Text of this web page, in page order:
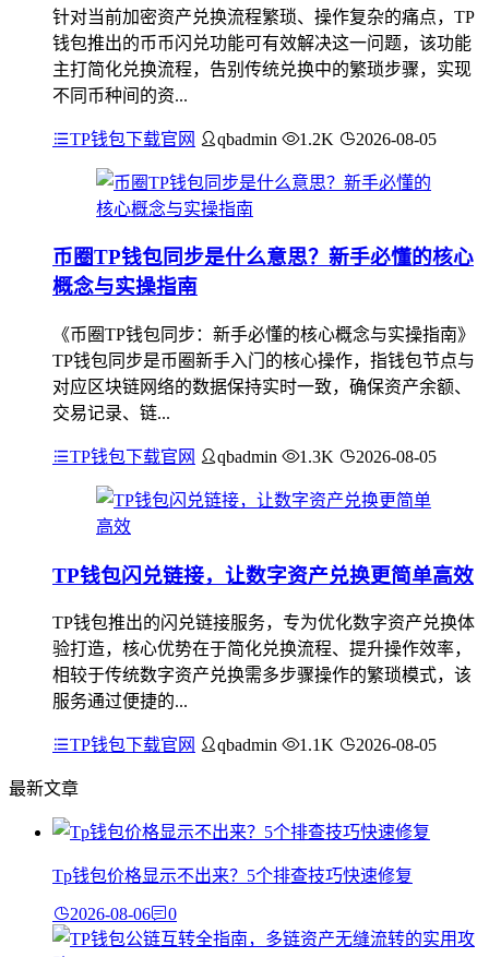
针对当前加密资产兑换流程繁琐、操作复杂的痛点，TP
钱包推出的币币闪兑功能可有效解决这一问题，该功能
主打简化兑换流程，告别传统兑换中的繁琐步骤，实现
不同币种间的资...
TP钱包下载官网 qbadmin 1.2K 2026-08-05
币圈TP钱包同步是什么意思？新手必懂的核心
概念与实操指南
《币圈TP钱包同步：新手必懂的核心概念与实操指南》
TP钱包同步是币圈新手入门的核心操作，指钱包节点与
对应区块链网络的数据保持实时一致，确保资产余额、
交易记录、链...
TP钱包下载官网 qbadmin 1.3K 2026-08-05
TP钱包闪兑链接，让数字资产兑换更简单高效
TP钱包推出的闪兑链接服务，专为优化数字资产兑换体
验打造，核心优势在于简化兑换流程、提升操作效率，
相较于传统数字资产兑换需多步骤操作的繁琐模式，该
服务通过便捷的...
TP钱包下载官网 qbadmin 1.1K 2026-08-05
最新文章
Tp钱包价格显示不出来？5个排查技巧快速修复
2026-08-06 0